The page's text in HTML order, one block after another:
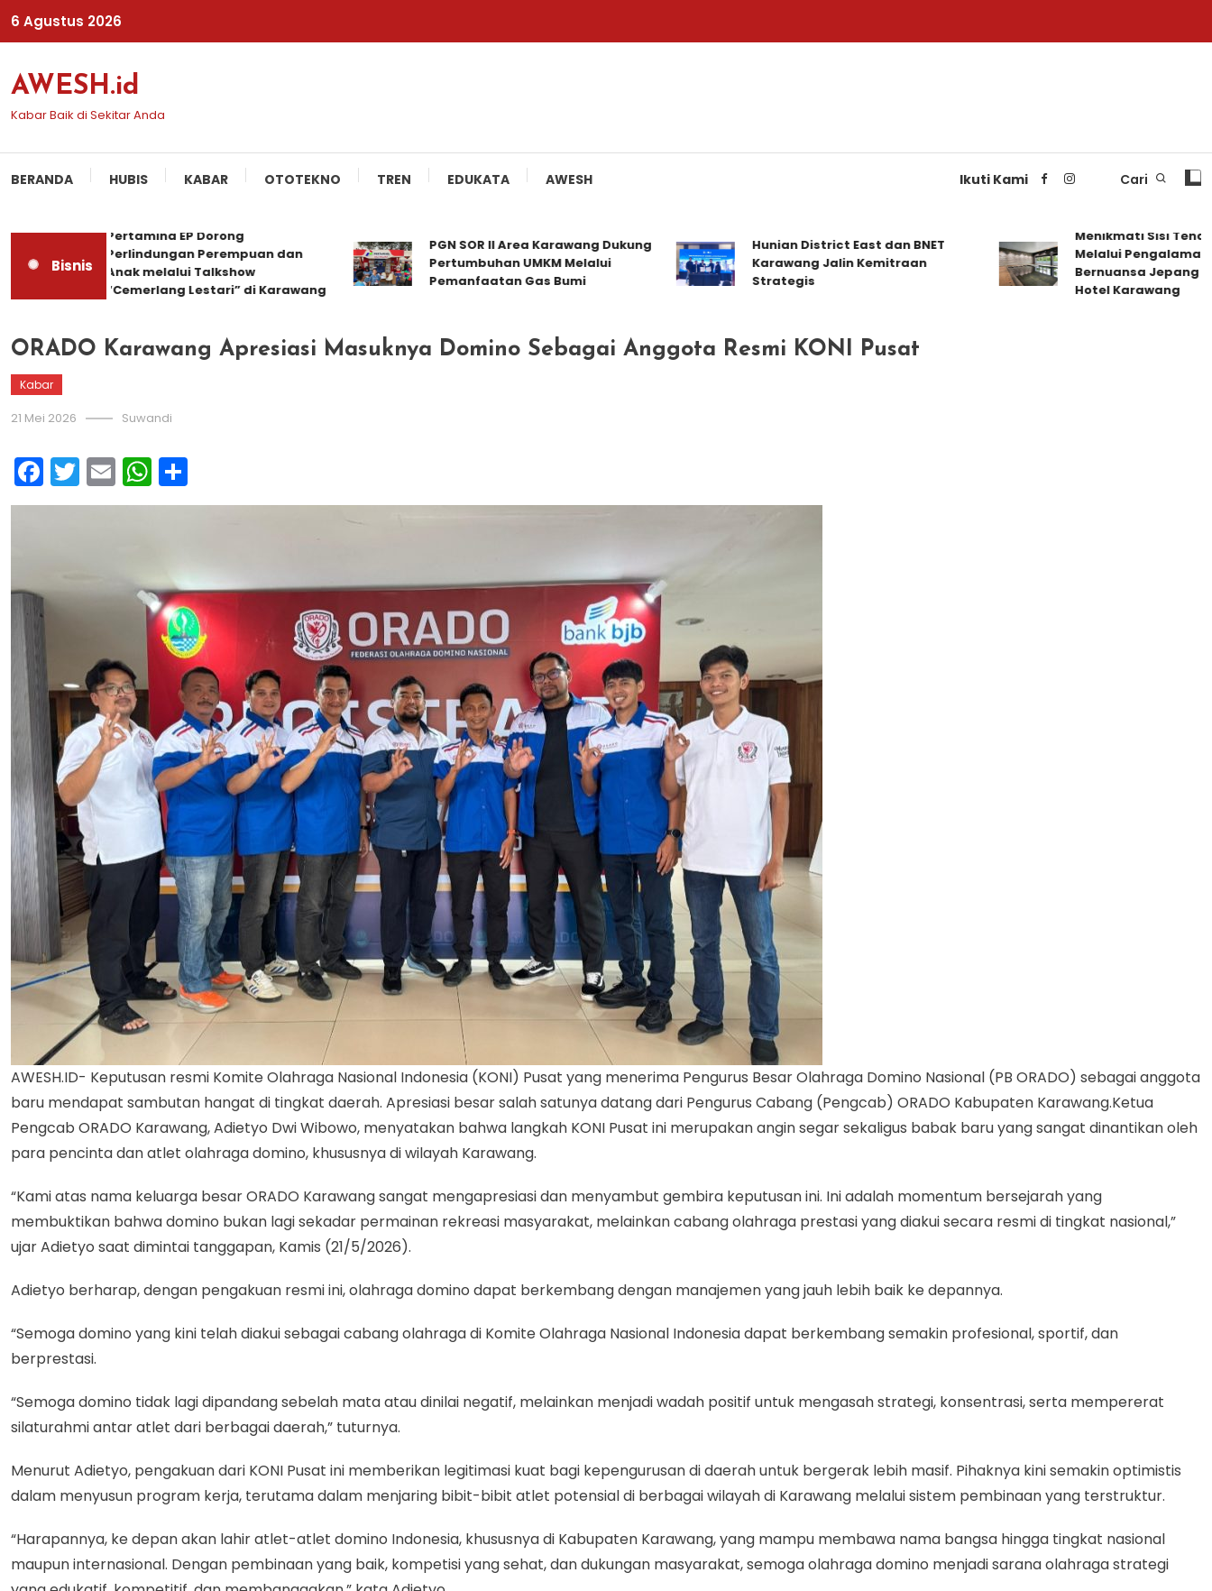
Skip
6 Agustus 2026
AWESH.id
Kabar Baik di Sekitar Anda
BERANDA HUBIS KABAR OTOTEKNO TREN EDUKATA AWESH Ikuti Kami Cari
Bisnis
Pertamina EP Dorong
Perlindungan Perempuan dan
Anak melalui Talkshow
“Cemerlang Lestari” di Karawang
PGN SOR II Area Karawang Dukung
Pertumbuhan UMKM Melalui
Pemanfaatan Gas Bumi
Hunian District East dan BNET
Karawang Jalin Kemitraan
Strategis
Menikmati Sisi Tenang
Melalui Pengalaman
Bernuansa Jepang di
Hotel Karawang
ORADO Karawang Apresiasi Masuknya Domino Sebagai Anggota Resmi KONI Pusat
Kabar
21 Mei 2026 Suwandi
Facebook
Twitter
EmailWhatsApp
AWESH.ID- Keputusan resmi Komite Olahraga Nasional Indonesia (KONI) Pusat yang menerima Pengurus Besar Olahraga Domino Nasional (PB ORADO) sebagai anggota
baru mendapat sambutan hangat di tingkat daerah. Apresiasi besar salah satunya datang dari Pengurus Cabang (Pengcab) ORADO Kabupaten Karawang.Ketua
Pengcab ORADO Karawang, Adietyo Dwi Wibowo, menyatakan bahwa langkah KONI Pusat ini merupakan angin segar sekaligus babak baru yang sangat dinantikan oleh
para pencinta dan atlet olahraga domino, khususnya di wilayah Karawang.
“Kami atas nama keluarga besar ORADO Karawang sangat mengapresiasi dan menyambut gembira keputusan ini. Ini adalah momentum bersejarah yang
membuktikan bahwa domino bukan lagi sekadar permainan rekreasi masyarakat, melainkan cabang olahraga prestasi yang diakui secara resmi di tingkat nasional,”
ujar Adietyo saat dimintai tanggapan, Kamis (21/5/2026).
Adietyo berharap, dengan pengakuan resmi ini, olahraga domino dapat berkembang dengan manajemen yang jauh lebih baik ke depannya.
“Semoga domino yang kini telah diakui sebagai cabang olahraga di Komite Olahraga Nasional Indonesia dapat berkembang semakin profesional, sportif, dan
berprestasi.
“Semoga domino tidak lagi dipandang sebelah mata atau dinilai negatif, melainkan menjadi wadah positif untuk mengasah strategi, konsentrasi, serta mempererat
silaturahmi antar atlet dari berbagai daerah,” tuturnya.
Menurut Adietyo, pengakuan dari KONI Pusat ini memberikan legitimasi kuat bagi kepengurusan di daerah untuk bergerak lebih masif. Pihaknya kini semakin optimistis
dalam menyusun program kerja, terutama dalam menjaring bibit-bibit atlet potensial di berbagai wilayah di Karawang melalui sistem pembinaan yang terstruktur.
“Harapannya, ke depan akan lahir atlet-atlet domino Indonesia, khususnya di Kabupaten Karawang, yang mampu membawa nama bangsa hingga tingkat nasional
maupun internasional. Dengan pembinaan yang baik, kompetisi yang sehat, dan dukungan masyarakat, semoga olahraga domino menjadi sarana olahraga strategi